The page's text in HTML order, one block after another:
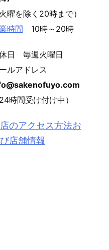
火曜を除く20時まで）
時間 10時～20時
日 毎週火曜日
ルアドレス
24時間受け付け中）
のアクセス方法お
店舗情報